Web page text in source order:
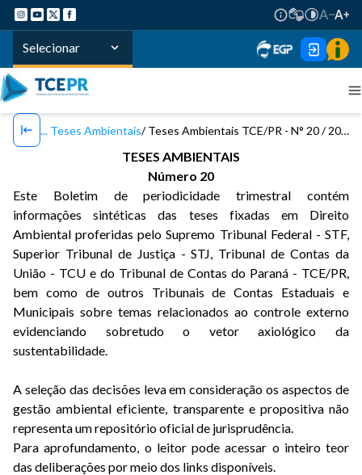
Selecionar
Teses Ambientais Teses Ambientais TCE/PR - N° 20 / 2022
TESES AMBIENTAIS
Número 20
Este Boletim de periodicidade trimestral contém
informações sintéticas das teses fixadas em Direito
Ambiental proferidas pelo Supremo Tribunal Federal - STF,
Superior Tribunal de Justiça - STJ, Tribunal de Contas da
União - TCU e do Tribunal de Contas do Paraná - TCE/PR,
bem como de outros Tribunais de Contas Estaduais e
Municipais sobre temas relacionados ao controle externo
evidenciando sobretudo o vetor axiológico da
sustentabilidade.
A seleção das decisões leva em consideração os aspectos de
gestão ambiental eficiente, transparente e propositiva não
representa um repositório oficial de jurisprudência.
Para aprofundamento, o leitor pode acessar o inteiro teor
das deliberações por meio dos links disponíveis.